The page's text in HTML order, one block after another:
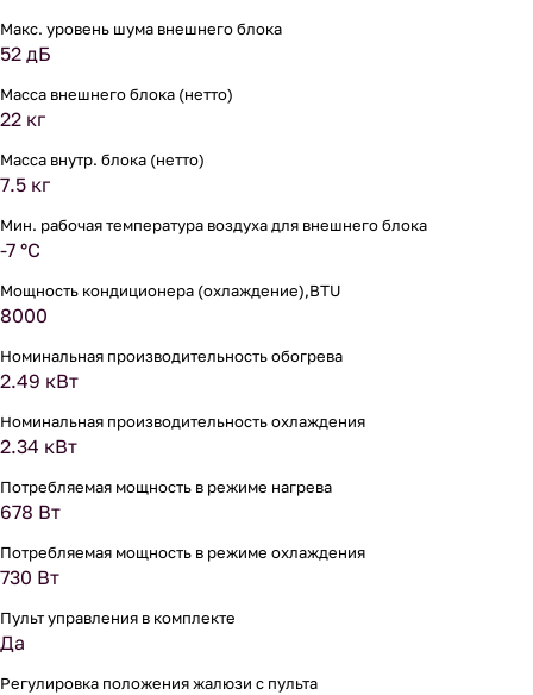
Макс. уровень шума внешнего блока
52 дБ
Масса внешнего блока (нетто)
22 кг
Масса внутр. блока (нетто)
7.5 кг
Мин. рабочая температура воздуха для внешнего блока
-7 °С
Мощность кондиционера (охлаждение),BTU
8000
Номинальная производительность обогрева
2.49 кВт
Номинальная производительность охлаждения
2.34 кВт
Потребляемая мощность в режиме нагрева
678 Вт
Потребляемая мощность в режиме охлаждения
730 Вт
Пульт управления в комплекте
Да
Регулировка положения жалюзи с пульта